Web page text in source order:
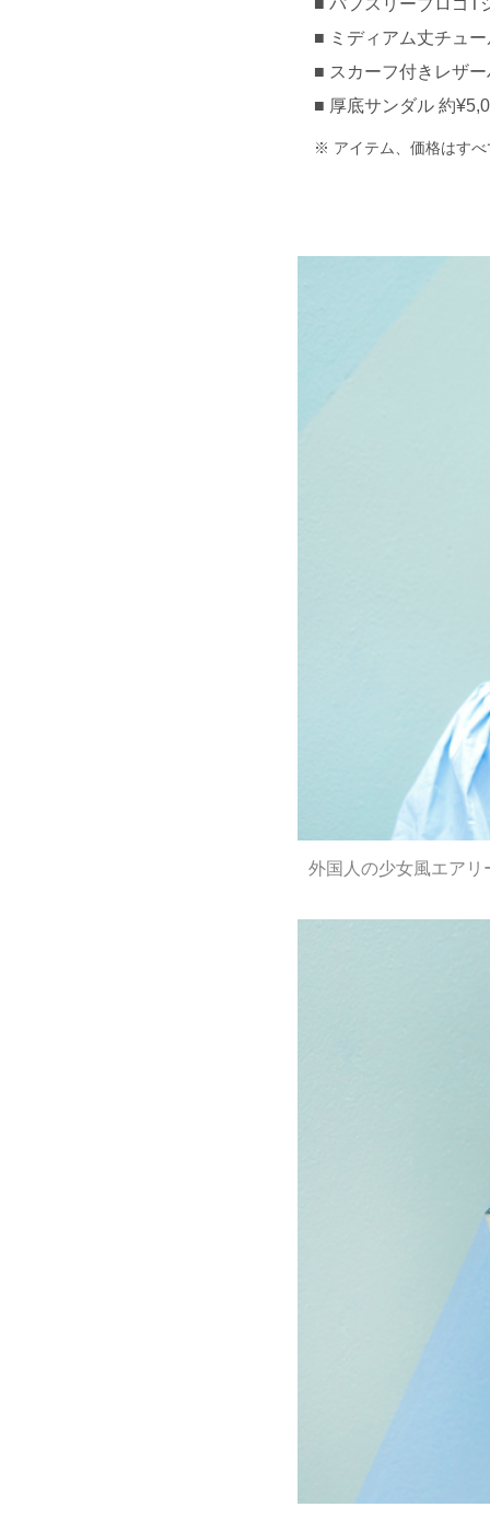
パフスリーブロゴT
ミディアム丈チュ
スカーフ付きレザ
厚底サンダル 約
アイテム、価格はす
外国人の少女風エア